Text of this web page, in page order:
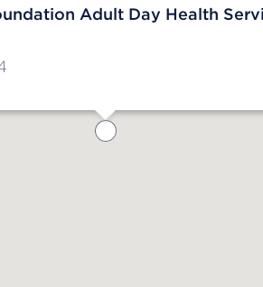
Adult Day Health